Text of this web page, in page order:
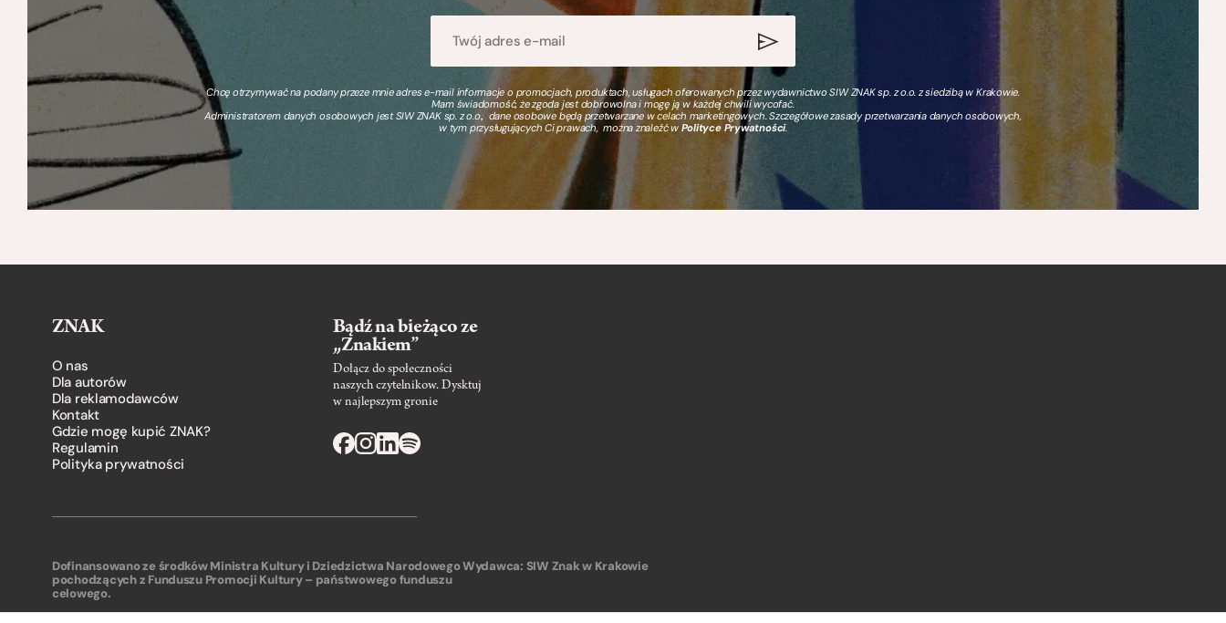
Chcę otrzymywać na podany przeze mnie adres e-mail informacje o promocjach, produktach, usługach oferowanych przez wydawnictwo SIW ZNAK sp. z o.o. z siedzibą w Krakowie.
Mam świadomość, że zgoda jest dobrowolna i mogę ją w każdej chwili wycofać.
Administratorem danych osobowych jest SIW ZNAK sp. z o.o., dane osobowe będą przetwarzane w celach marketingowych. Szczegółowe zasady przetwarzania danych osobowych,
w tym przysługujących Ci prawach, można znaleźć wPolityce Prywatności.
ZNAK
O nas
Dla autorów
Dla reklamodawców
Kontakt
Gdzie mogę kupić ZNAK?
Regulamin
Polityka prywatności
Bądź na bieżąco ze
„Znakiem”
Dołącz do społeczności
naszych czytelnikow. Dysktuj
w najlepszym gronie
Dofinansowano ze środków Ministra Kultury i Dziedzictwa Narodowego
pochodzących z Funduszu Promocji Kultury – państwowego funduszu
celowego.
Wydawca: SIW Znak w Krakowie